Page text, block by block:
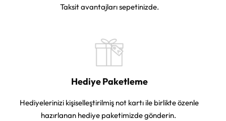
Taksit avantajları sepetinizde.
Hediye Paketleme
Hediyelerinizi kişiselleştirilmiş not kartı ile birlikte özenle
hazırlanan hediye paketimizde gönderin.